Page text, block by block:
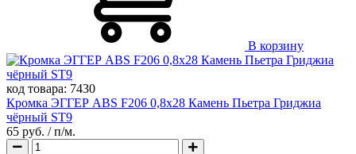
В корзину
код товара: 7430
Кромка ЭГГЕР ABS F206 0,8х28 Камень Пьетра Гриджиа
чёрный ST9
65 руб. / п/м.